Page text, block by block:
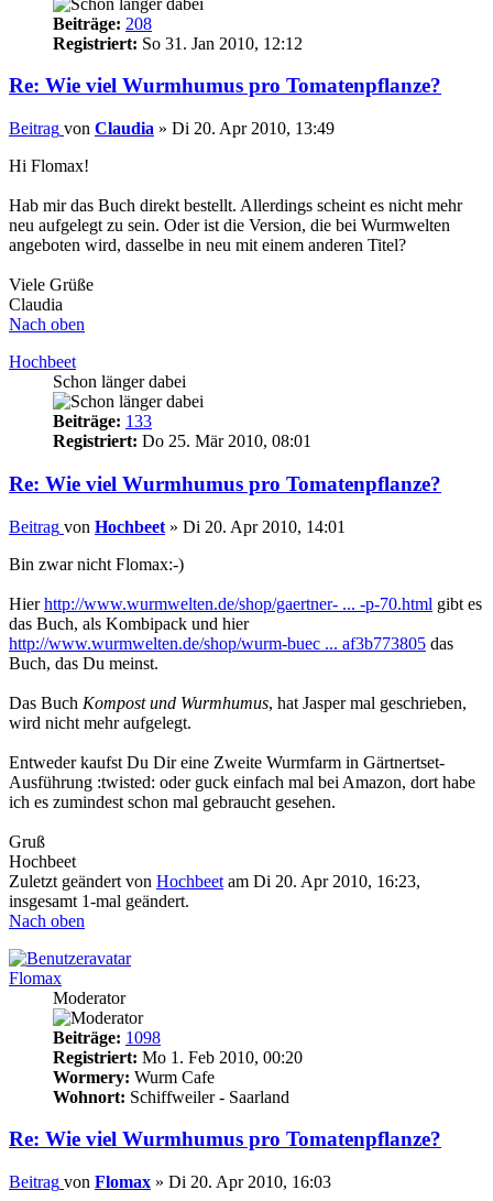
Beiträge: 208
Registriert: So 31. Jan 2010, 12:12
Re: Wie viel Wurmhumus pro Tomatenpflanze?
Beitrag von Claudia » Di 20. Apr 2010, 13:49
Hi Flomax!
Hab mir das Buch direkt bestellt. Allerdings scheint es nicht mehr
neu aufgelegt zu sein. Oder ist die Version, die bei Wurmwelten
angeboten wird, dasselbe in neu mit einem anderen Titel?
Viele Grüße
Claudia
Nach oben
Hochbeet
Schon länger dabei
Beiträge: 133
Registriert: Do 25. Mär 2010, 08:01
Re: Wie viel Wurmhumus pro Tomatenpflanze?
Beitrag von Hochbeet » Di 20. Apr 2010, 14:01
Bin zwar nicht Flomax:-)
Hierhttp://www.wurmwelten.de/shop/gaertner- ... -p-70.html gibt es
das Buch, als Kombipack und hier
http://www.wurmwelten.de/shop/wurm-buec ... af3b773805 das
Buch, das Du meinst.
Das Buch Kompost und Wurmhumus, hat Jasper mal geschrieben,
wird nicht mehr aufgelegt.
Entweder kaufst Du Dir eine Zweite Wurmfarm in Gärtnertset-
Ausführung :twisted: oder guck einfach mal bei Amazon, dort habe
ich es zumindest schon mal gebraucht gesehen.
Gruß
Hochbeet
Zuletzt geändert von Hochbeet am Di 20. Apr 2010, 16:23,
insgesamt 1-mal geändert.
Nach oben
Flomax
Moderator
Beiträge: 1098
Registriert: Mo 1. Feb 2010, 00:20
Wormery: Wurm Cafe
Wohnort: Schiffweiler - Saarland
Re: Wie viel Wurmhumus pro Tomatenpflanze?
Beitrag von Flomax » Di 20. Apr 2010, 16:03